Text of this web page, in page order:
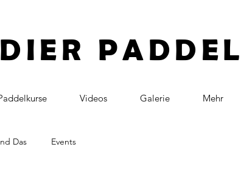
Videos Galerie Mehr
Das Events